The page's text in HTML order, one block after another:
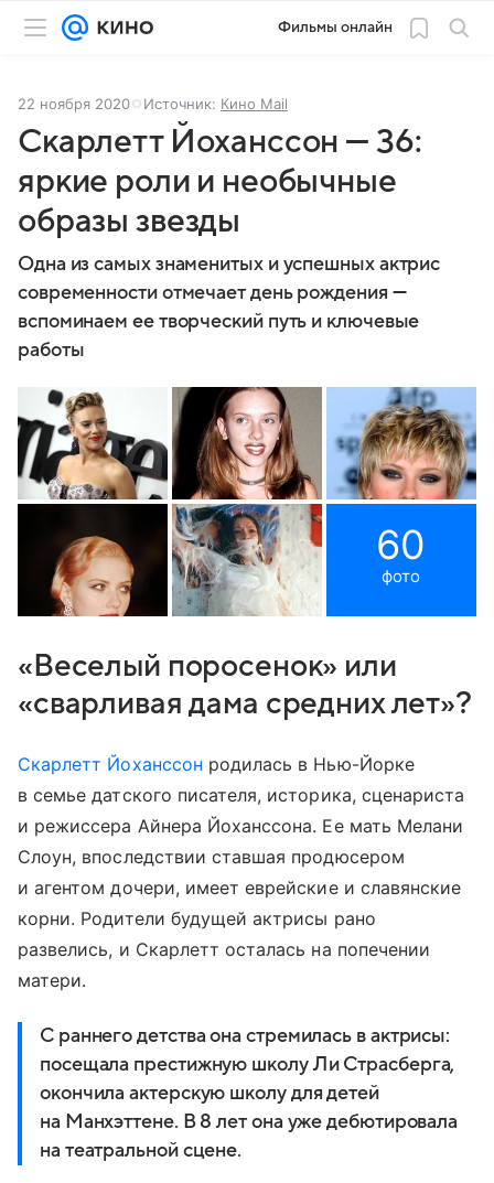
Фильмы онлайн
22 ноября 2020 Источник: Кино Mail
Скарлетт Йоханссон — 36:
яркие роли и необычные
образы звезды
Одна из самых знаменитых и успешных актрис
современности отмечает день рождения —
вспоминаем ее творческий путь и ключевые
работы
60
фото
«Веселый поросенок» или
«сварливая дама средних лет»?
Скарлетт Йоханссон родилась в Нью-Йорке
в семье датского писателя, историка, сценариста
и режиссера Айнера Йоханссона. Ее мать Мелани
Слоун, впоследствии ставшая продюсером
и агентом дочери, имеет еврейские и славянские
корни. Родители будущей актрисы рано
развелись, и Скарлетт осталась на попечении
матери.
С раннего детства она стремилась в актрисы:
посещала престижную школу Ли Страсберга,
окончила актерскую школу для детей
на Манхэттене. В 8 лет она уже дебютировала
на театральной сцене.